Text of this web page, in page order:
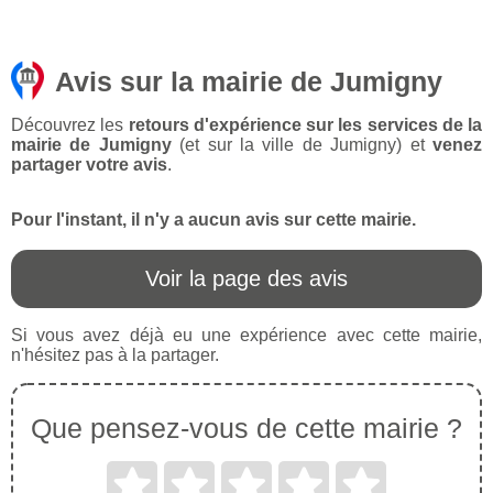
Avis sur la mairie de Jumigny
Découvrez les retours d'expérience sur les services de la
mairie de Jumigny(et sur la ville de Jumigny) etvenez
partager votre avis.
Pour l'instant, il n'y a aucun avis sur cette mairie.
Voir la page des avis
Si vous avez déjà eu une expérience avec cette mairie,
n'hésitez pas à la partager.
Que pensez-vous de cette mairie ?